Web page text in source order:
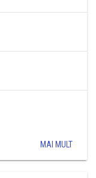
MAI MULT